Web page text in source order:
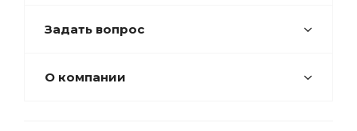
Задать вопрос
О компании